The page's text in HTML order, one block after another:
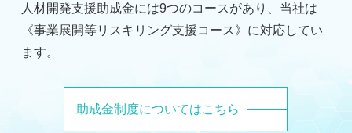
人材開発支援助成金には9つのコースがあり、当社は
《事業展開等リスキリング支援コース》に対応してい
ます。
助成金制度についてはこちら